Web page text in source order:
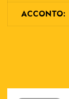
ACCONTO: